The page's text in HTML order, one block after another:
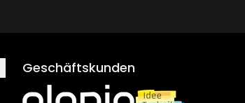
Geschäftskunden